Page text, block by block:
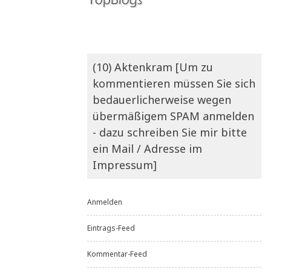
(10) Aktenkram [Um zu
kommentieren müssen Sie sich
bedauerlicherweise wegen
übermäßigem SPAM anmelden
- dazu schreiben Sie mir bitte
ein Mail / Adresse im
Impressum]
Anmelden
Eintrags-Feed
Kommentar-Feed